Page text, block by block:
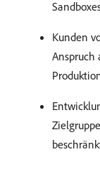
Kunden
Anspruch